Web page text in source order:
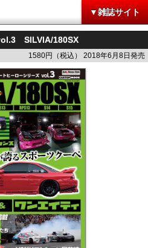
▼雑誌サイト
SILVIA/180SX
1580円（税込） 2018年6月8日発売